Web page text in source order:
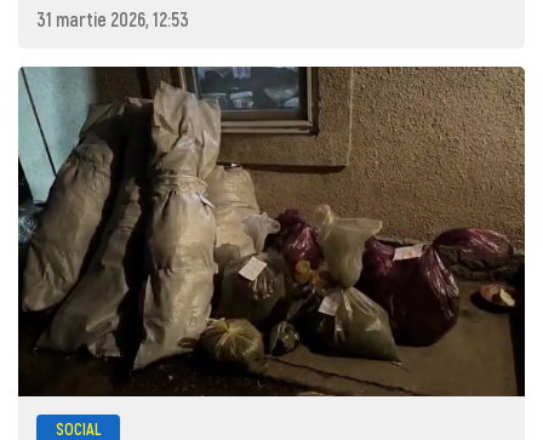
31 martie 2026, 12:53
SOCIAL